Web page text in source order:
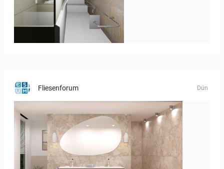
JEGOUX-PASSER
Fliesenforum Dün